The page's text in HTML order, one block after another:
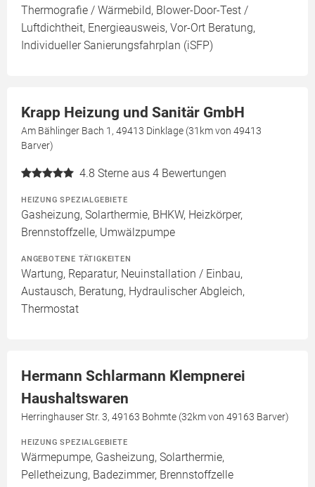
Thermografie / Wärmebild, Blower-Door-Test /
Luftdichtheit, Energieausweis, Vor-Ort Beratung,
Individueller Sanierungsfahrplan (iSFP)
Krapp Heizung und Sanitär GmbH
Am Bählinger Bach 1, 49413 Dinklage (31km von 49413
Barver)
4.8 Sterne aus 4 Bewertungen
HEIZUNG SPEZIALGEBIETE
Gasheizung, Solarthermie, BHKW, Heizkörper,
Brennstoffzelle, Umwälzpumpe
ANGEBOTENE TÄTIGKEITEN
Wartung, Reparatur, Neuinstallation / Einbau,
Austausch, Beratung, Hydraulischer Abgleich,
Thermostat
Hermann Schlarmann Klempnerei
Haushaltswaren
Herringhauser Str. 3, 49163 Bohmte (32km von 49163 Barver)
HEIZUNG SPEZIALGEBIETE
Wärmepumpe, Gasheizung, Solarthermie,
Pelletheizung, Badezimmer, Brennstoffzelle